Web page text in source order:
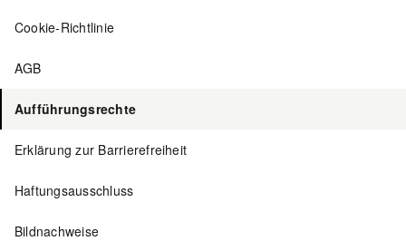
Cookie-Richtlinie
AGB
Aufführungsrechte
Erklärung zur Barrierefreiheit
Haftungsausschluss
Bildnachweise